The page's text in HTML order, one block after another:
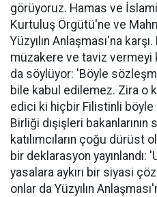
görüyoruz. Hamas ve
Kurtuluş Örgütü'ne ve
Yüzyılın Anlaşması'na
müzakere ve taviz vermeyi
da söylüyor: 'Böyle
bile kabul edilemez. Zira o
edici ki hiçbir Filistinli böyle
Birliği dışişleri bakanlarının
katılımcıların çoğu dürüst
bir deklarasyon yayınlandı:
yasalara aykırı bir siyasi
onlar da Yüzyılın